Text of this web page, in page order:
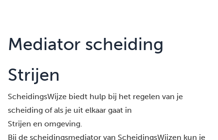
Mediator scheiding
Strijen
ScheidingsWijze biedt hulp bij het regelen van je
scheiding of als je uit elkaar gaat in
Strijen en omgeving.
Bij de scheidingsmediator van ScheidingsWijzen kun je